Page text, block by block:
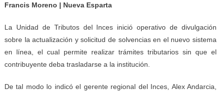
Francis Moreno | Nueva Esparta
La Unidad de Tributos del Inces inició operativo de divulgación
sobre la actualización y solicitud de solvencias en el nuevo sistema
en línea, el cual permite realizar trámites tributarios sin que el
contribuyente deba trasladarse a la institución.
De tal modo lo indicó el gerente regional del Inces, Alex Andarcia,